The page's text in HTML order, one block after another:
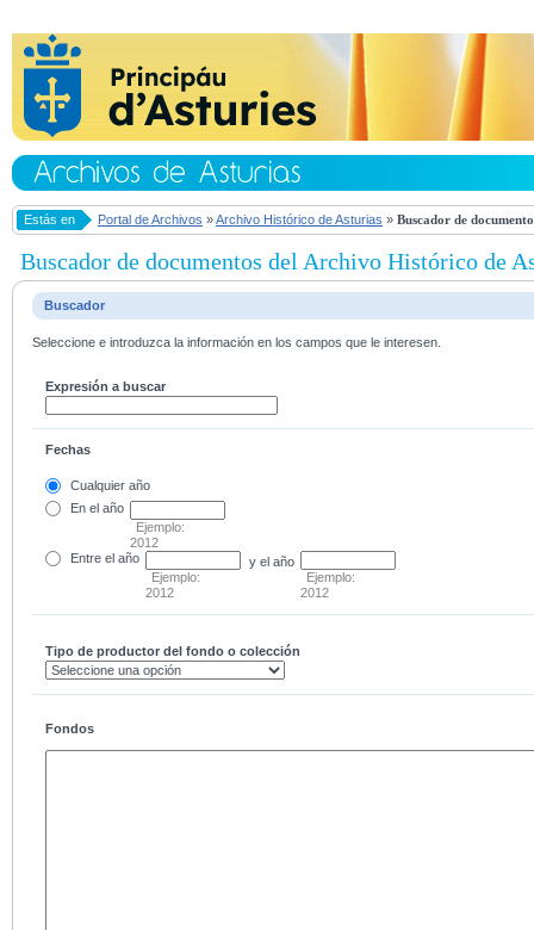
Estás en Portal de Archivos »Archivo Histórico de Asturias » Buscador de
Buscador de documentos del Archivo Histórico de
Buscador
Seleccione e introduzca la información en los campos que le interesen.
Expresión a buscar
Fechas
Cualquier año
En el año
Ejemplo:
2012
Entre el año
Ejemplo:
2012
y el año
Ejemplo:
2012
Tipo de productor del fondo o colección
Fondos